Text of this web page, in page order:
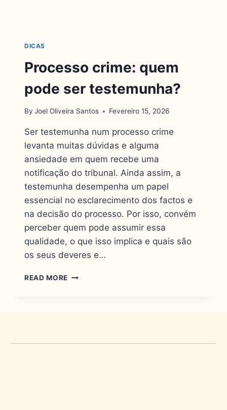
DICAS
Processo crime: quem
pode ser testemunha?
By Joel Oliveira Santos Fevereiro 15, 2026
Ser testemunha num processo crime
levanta muitas dúvidas e alguma
ansiedade em quem recebe uma
notificação do tribunal. Ainda assim, a
testemunha desempenha um papel
essencial no esclarecimento dos factos e
na decisão do processo. Por isso, convém
perceber quem pode assumir essa
qualidade, o que isso implica e quais são
os seus deveres e…
READ MORE